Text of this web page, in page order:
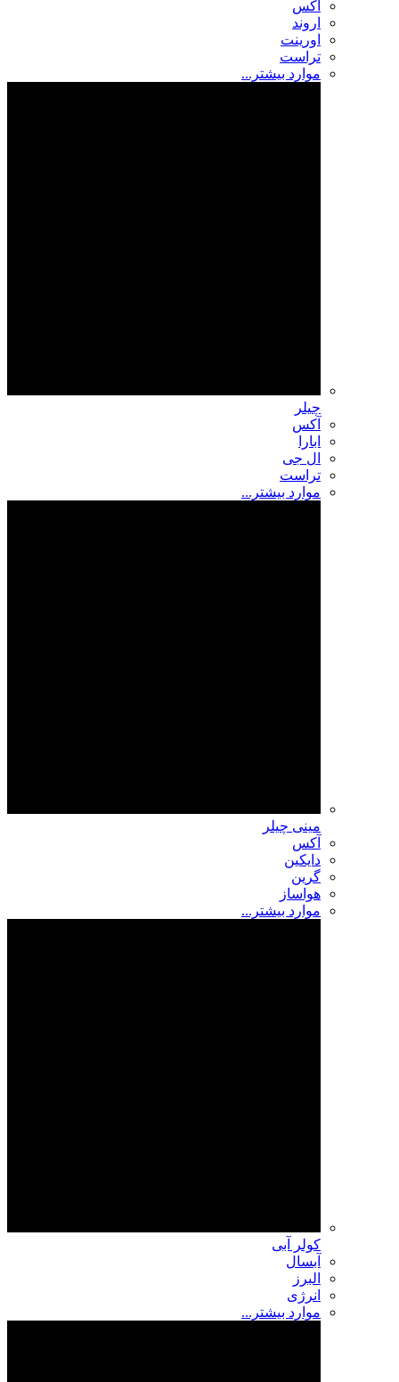
آکس
اروند
اورینت
تراست
موارد بیشتر...
چیلر
آکس
ابارا
ال جی
تراست
موارد بیشتر...
مینی چیلر
آکس
دایکین
گرین
هواساز
موارد بیشتر...
کولر آبی
آبسال
البرز
انرژی
موارد بیشتر...